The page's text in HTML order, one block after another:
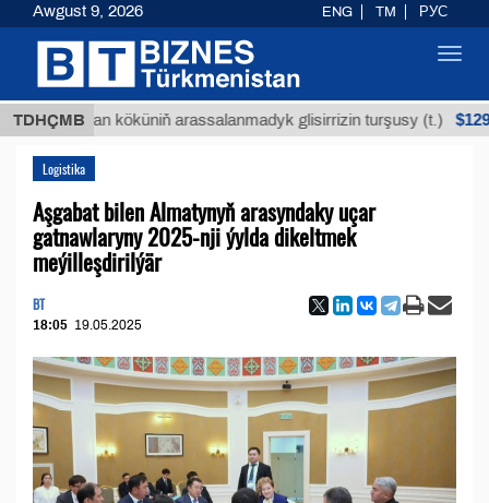
TDHÇMBköküniň arassalanmadyk glisirrizin turşusy (t.) $12935,18
Logistika
Aşgabat bilen Almatynyň arasyndaky uçar
gatnawlaryny 2025-nji ýylda dikeltmek
meýilleşdirilýär
BT
18:05 19.05.2025
Awgust 9, 2026 ENG TM РУС